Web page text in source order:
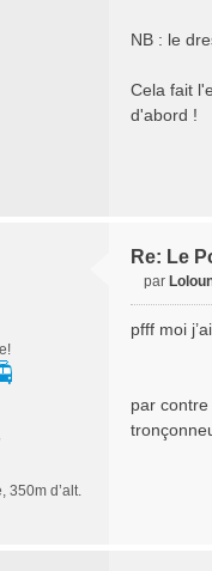
NB : le
Cela fait
d'abord !
350m d’alt.
Re: Le
s
g
e
par
pfff moi
par